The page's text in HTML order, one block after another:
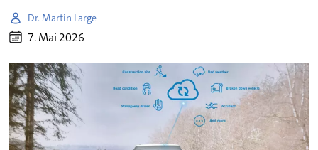
Dr. Martin Large
7. Mai 2026